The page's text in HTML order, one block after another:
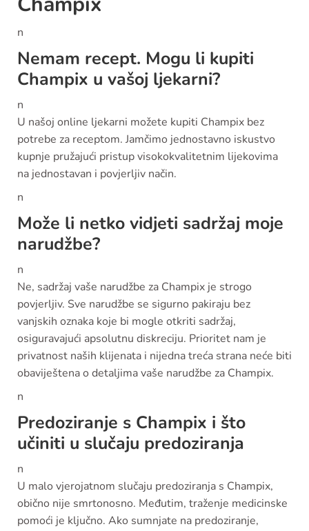
n
Nemam recept. Mogu li kupiti
Champix u vašoj ljekarni?
n
U našoj online ljekarni možete kupiti Champix bez
potrebe za receptom. Jamčimo jednostavno iskustvo
kupnje pružajući pristup visokokvalitetnim lijekovima
na jednostavan i povjerljiv način.
n
Može li netko vidjeti sadržaj moje
narudžbe?
n
Ne, sadržaj vaše narudžbe za Champix je strogo
povjerljiv. Sve narudžbe se sigurno pakiraju bez
vanjskih oznaka koje bi mogle otkriti sadržaj,
osiguravajući apsolutnu diskreciju. Prioritet nam je
privatnost naših klijenata i nijedna treća strana neće biti
obaviještena o detaljima vaše narudžbe za Champix.
n
Predoziranje s Champix i što
učiniti u slučaju predoziranja
n
U malo vjerojatnom slučaju predoziranja s Champix,
obično nije smrtonosno. Međutim, traženje medicinske
pomoći je ključno. Ako sumnjate na predoziranje,